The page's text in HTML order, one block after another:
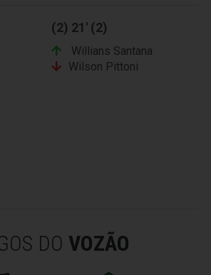
(2) 21' (2)
Willians Santana
Wilson Pittoni
DO VOZÃO